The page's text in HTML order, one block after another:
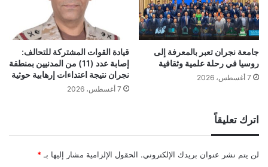
جامعة نجران تعبر بالمعرفة إلى
روسيا في رحلة علمية وثقافية
7 أغسطس، 2026
قيادة القوات المشتركة للتحالف:
إصابة عدد (11) من المدنيين بمنطقة
نجران نتيجة اعتداءات إرهابية حوثية
7 أغسطس، 2026
اترك تعليقاً
لن يتم نشر عنوان بريدك الإلكتروني. الحقول الإلزامية مشار إليها بـ *